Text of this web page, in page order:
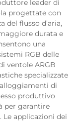
leader di
progettate con
del flusso d’aria,
durata e
una
RGB delle
ventole ARGB
specializzate
di
produttivo
per garantire
applicazioni dei